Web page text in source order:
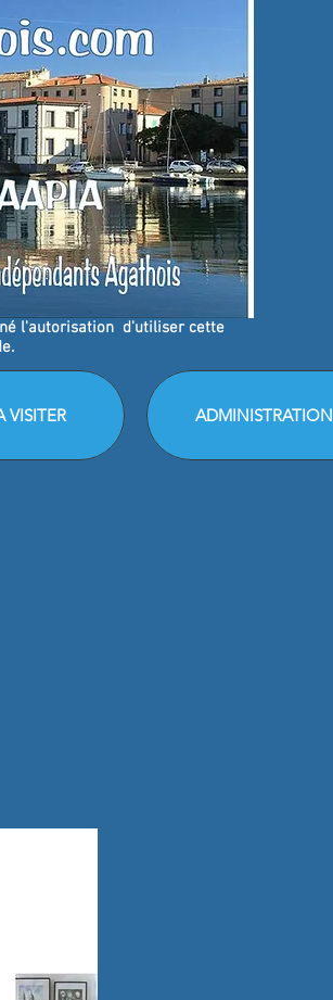
l'autorisation d'utiliser cette
VISITER ADMINISTRATION